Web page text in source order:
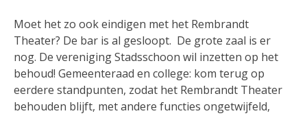
Moet het zo ook eindigen met het Rembrandt
Theater? De bar is al gesloopt. De grote zaal is er
nog. De vereniging Stadsschoon wil inzetten op het
behoud! Gemeenteraad en college: kom terug op
eerdere standpunten, zodat het Rembrandt Theater
behouden blijft, met andere functies ongetwijfeld,